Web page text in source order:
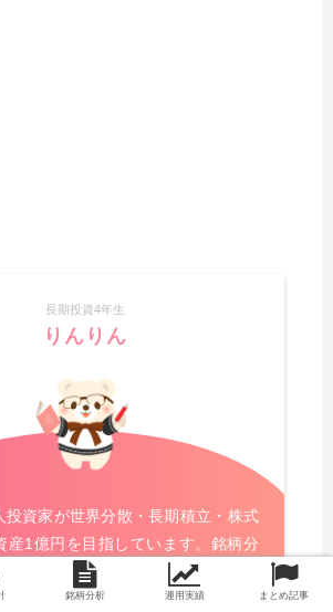
長期投資4年生
りんりん
投資家が世界分散・長期積立・株式
産1億円を目指しています。銘柄分
をまとめています。
士で建築設計事務所に勤めていま
銘柄分析 運用実績 まとめ記事